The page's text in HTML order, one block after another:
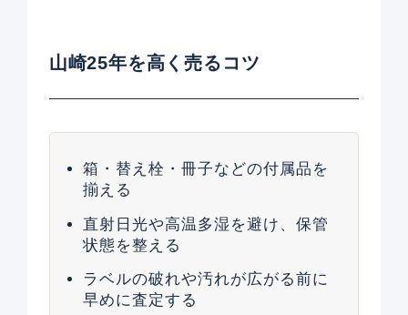
山崎25年を高く売るコツ
箱・替え栓・冊子などの付属品を
揃える
直射日光や高温多湿を避け、保管
状態を整える
ラベルの破れや汚れが広がる前に
早めに査定する